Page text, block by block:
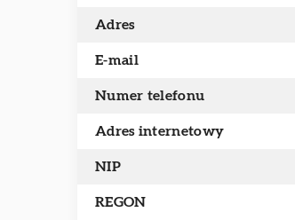
Adres
E-mail
Numer telefonu
Adres internetowy
NIP
REGON